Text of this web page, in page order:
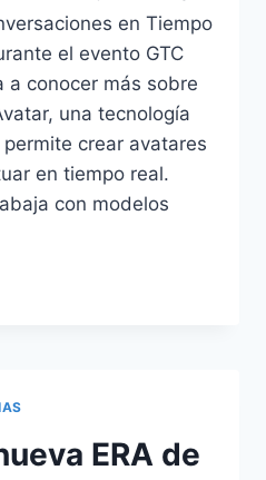
en Tiempo
el evento GTC
a conocer más sobre
una tecnología
crear avatares
en tiempo real.
con modelos
ERA de